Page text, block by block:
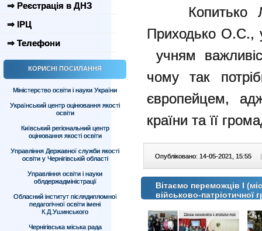
⇒ Реєстрація в ДНЗ
⇒ ІРЦ
⇒ Телефони
КОРИСНІ ПОСИЛАННЯ
Міністерство освіти і науки України
Український центр оцінювання якості
освіти
Київський регіональний центр
оцінювання якості освіти
Управління Державної служби якості
освіти у Чернігівській області
Управління освіти і науки
облдержадміністрації
Обласний інститут післядипломної
педагогічної освіти імені
К.Д.Ушинського
Чернігівська міська рада
Копитько
Приходько О.С.,
учням
чому так
європейцем,
країни та її
Опубліковано: 14-05-2021, 15:55 |
Вітаємо переможців І
військово-патріотичної